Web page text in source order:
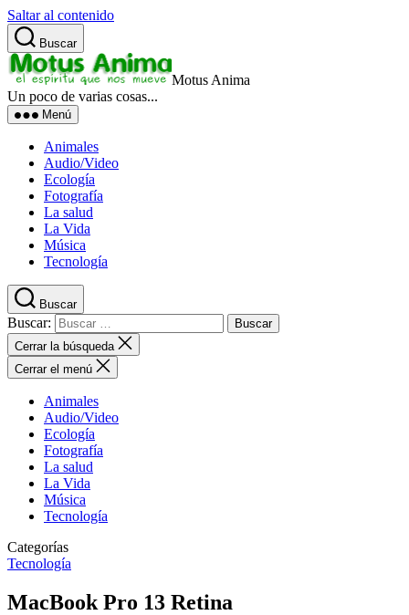
Saltar al contenido
Buscar
Motus Anima
Un poco de varias cosas...
Menú
Animales
Audio/Video
Ecología
Fotografía
La salud
La Vida
Música
Tecnología
Buscar
Buscar:
Cerrar la búsqueda
Cerrar el menú
Animales
Audio/Video
Ecología
Fotografía
La salud
La Vida
Música
Tecnología
Categorías
Tecnología
MacBook Pro 13 Retina